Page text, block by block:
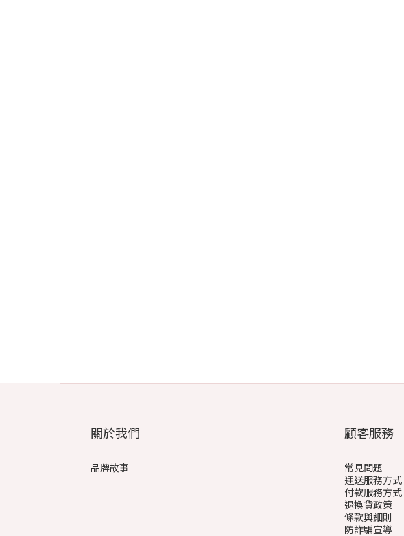
關於我們
品牌故事
顧客服務
常見問題
運送服務方式
付款服務方式
退換貨政策
條款與細則
防詐騙宣導